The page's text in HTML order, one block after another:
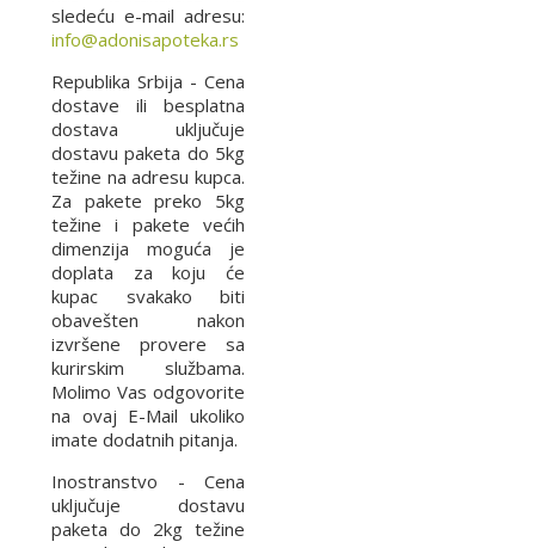
sledeću e-mail adresu:
info@adonisapoteka.rs
Republika Srbija - Cena
dostave ili besplatna
dostava uključuje
dostavu paketa do 5kg
težine na adresu kupca.
Za pakete preko 5kg
težine i pakete većih
dimenzija moguća je
doplata za koju će
kupac svakako biti
obavešten nakon
izvršene provere sa
kurirskim službama.
Molimo Vas odgovorite
na ovaj E-Mail ukoliko
imate dodatnih pitanja.
Inostranstvo - Cena
uključuje dostavu
paketa do 2kg težine